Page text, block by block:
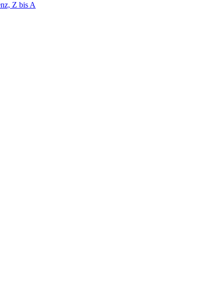
Z bis A